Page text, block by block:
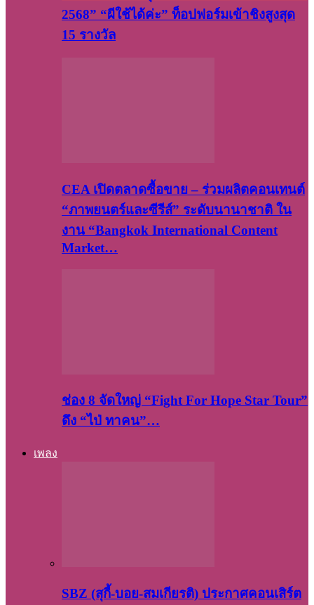
2568” “ผีใช้ได้ค่ะ” ท็อปฟอร์มเข้าชิงสูงสุด
15 รางวัล
CEA เปิดตลาดซื้อขาย – ร่วมผลิตคอนเทนต์
“ภาพยนตร์และซีรีส์” ระดับนานาชาติ ใน
งาน “Bangkok International Content
Market…
ช่อง 8 จัดใหญ่ “Fight For Hope Star Tour”
ดึง “ไป่ ทาคน”…
เพลง
SBZ (สุกี้-บอย-สมเกียรติ) ประกาศคอนเสิร์ต